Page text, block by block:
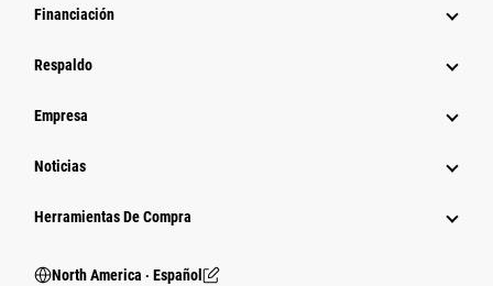
Financiación
Respaldo
Empresa
Noticias
Herramientas De Compra
North America ‧ Español